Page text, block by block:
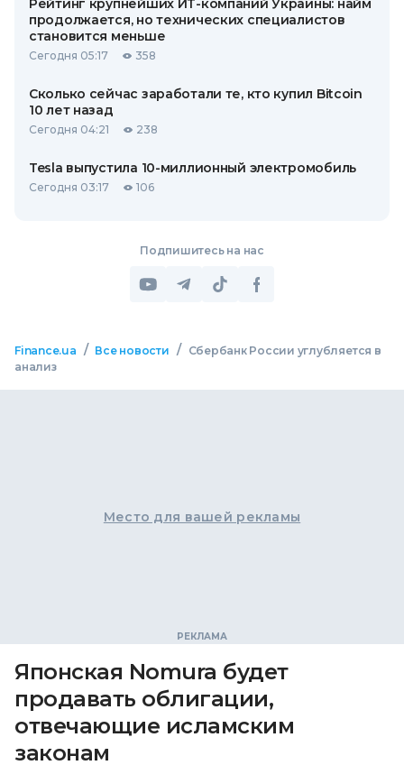
Рейтинг крупнейших ИТ-компаний Украины: найм
продолжается, но технических специалистов
становится меньше
Сегодня 05:17 358
Сколько сейчас заработали те, кто купил Bitcoin
10 лет назад
Сегодня 04:21 238
Tesla выпустила 10-миллионный электромобиль
Сегодня 03:17 106
Подпишитесь на нас
Finance.ua / Все новости /
Сбербанк России углубляется в
анализ
Место для вашей рекламы
Японская Nomura будет
продавать облигации,
отвечающие исламским
законам